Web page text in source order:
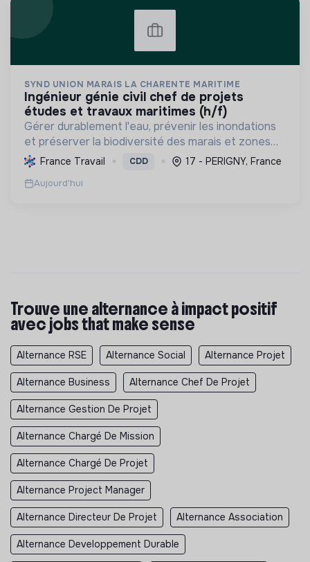
SYND UNION MARAIS LA CHARENTE MARITIME
ingénieur génie civil chef de projets
études et travaux maritimes (h/f)
Gérer durablement l'eau, prévenir les inondations
et préserver la biodiversité des marais et zones
humides en Charente-Maritime, par l'ingénierie et
la maîtrise d'œuvre.
France Travail CDD 17 - PERIGNY, France
Aujourd'hui
Trouve une alternance à impact positif
avec jobs that make sense
Alternance RSE Alternance Social Alternance Projet
Alternance Business Alternance Chef De Projet
Alternance Gestion De Projet
Alternance Chargé De Mission
Alternance Chargé De Projet
Alternance Project Manager
Alternance Directeur De Projet Alternance Association
Alternance Developpement Durable